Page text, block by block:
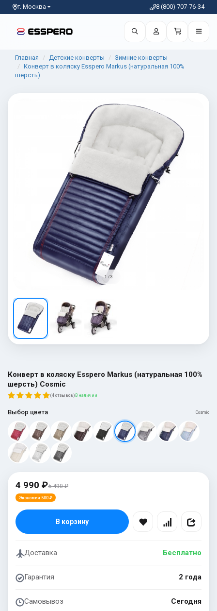
г. Москва 8 (800) 707-76-34
Главная Детские конверты
Зимние конверты
Конверт в коляску Esspero Markus (натуральная 100%
шерсть)
1 / 3
Конверт в коляску Esspero Markus (натуральная 100%
шерсть) Cosmic
(4 отзывов) В наличии
Выбор цвета Cosmic
4 990 ₽5 490 ₽
Экономия 500 ₽
В корзину
Доставка Бесплатно
Гарантия 2 года
Самовывоз Сегодня